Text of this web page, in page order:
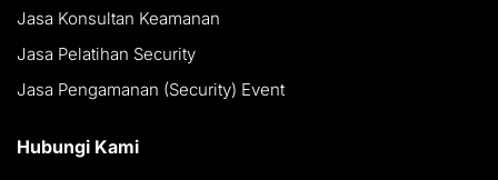
Jasa Konsultan Keamanan
Jasa Pelatihan Security
Jasa Pengamanan (Security) Event
Hubungi Kami